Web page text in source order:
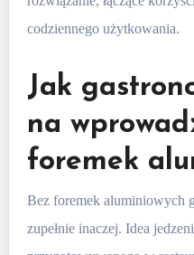
codziennego użytkowania.
Jak
na
foremek
Bez foremek aluminiowych
zupełnie inaczej. Idea